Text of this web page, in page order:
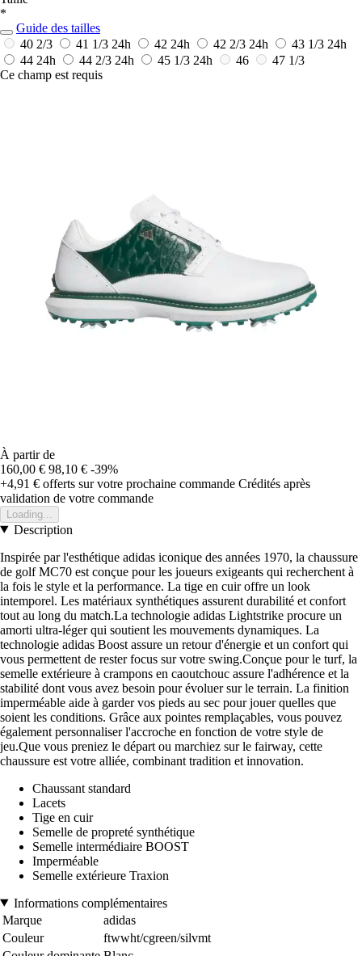
*
Guide des tailles
40 2/3
41 1/3 24h 42 24h 42 2/3 24h 43 1/3 24h
44 24h 44 2/3 24h 45 1/3 24h 46
47 1/3
Ce champ est requis
À partir de
160,00 € 98,10 € -39%
+4,91 € offerts sur votre prochaine commande Crédités après
validation de votre commande
Loading...
Description
Inspirée par l'esthétique adidas iconique des années 1970, la chaussure
de golf MC70 est conçue pour les joueurs exigeants qui recherchent à
la fois le style et la performance. La tige en cuir offre un look
intemporel. Les matériaux synthétiques assurent durabilité et confort
tout au long du match.La technologie adidas Lightstrike procure un
amorti ultra-léger qui soutient les mouvements dynamiques. La
technologie adidas Boost assure un retour d'énergie et un confort qui
vous permettent de rester focus sur votre swing.Conçue pour le turf, la
semelle extérieure à crampons en caoutchouc assure l'adhérence et la
stabilité dont vous avez besoin pour évoluer sur le terrain. La finition
imperméable aide à garder vos pieds au sec pour jouer quelles que
soient les conditions. Grâce aux pointes remplaçables, vous pouvez
également personnaliser l'accroche en fonction de votre style de
jeu.Que vous preniez le départ ou marchiez sur le fairway, cette
chaussure est votre alliée, combinant tradition et innovation.
Chaussant standard
Lacets
Tige en cuir
Semelle de propreté synthétique
Semelle intermédiaire BOOST
Imperméable
Semelle extérieure Traxion
Informations complémentaires
Marque
adidas
Couleur
ftwwht/cgreen/silvmt